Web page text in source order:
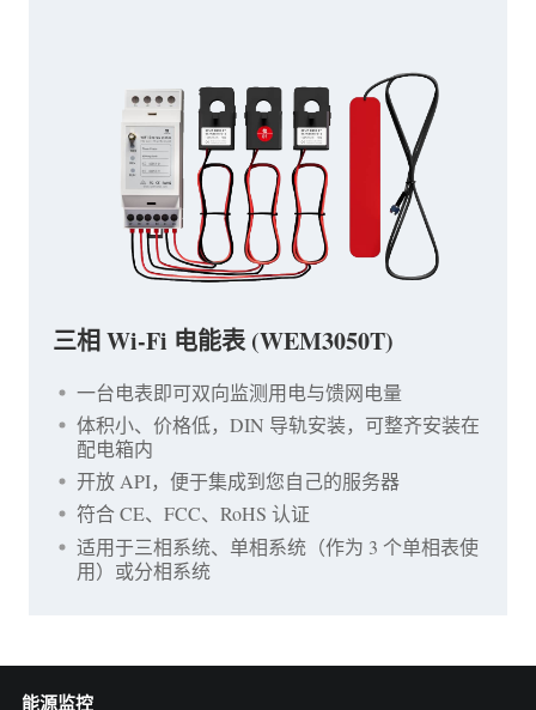
三相 Wi-Fi 电能表 (WEM3050T)
一台电表即可双向监测用电与馈网电量
体积小、价格低，DIN 导轨安装，可整齐安装在
配电箱内
开放 API，便于集成到您自己的服务器
符合 CE、FCC、RoHS 认证
适用于三相系统、单相系统（作为 3 个单相表使
用）或分相系统
能源监控